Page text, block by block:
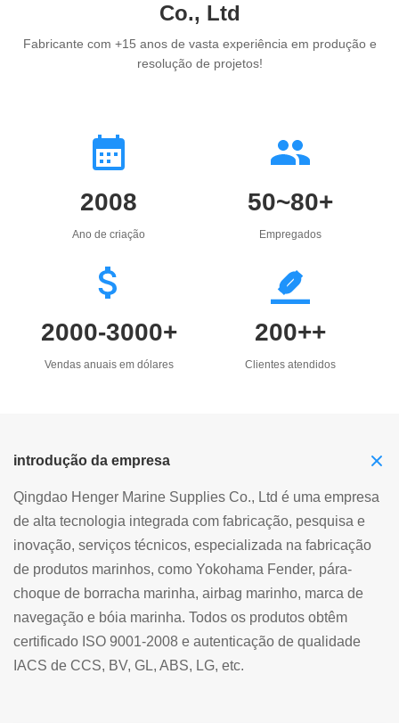
Co., Ltd
Fabricante com +15 anos de vasta experiência em produção e
resolução de projetos!
2008
Ano de criação
50~80+
Empregados
2000-3000+
Vendas anuais em dólares
200++
Clientes atendidos
introdução da empresa
Qingdao Henger Marine Supplies Co., Ltd é uma empresa
de alta tecnologia integrada com fabricação, pesquisa e
inovação, serviços técnicos, especializada na fabricação
de produtos marinhos, como Yokohama Fender, pára-
choque de borracha marinha, airbag marinho, marca de
navegação e bóia marinha. Todos os produtos obtêm
certificado ISO 9001-2008 e autenticação de qualidade
IACS de CCS, BV, GL, ABS, LG, etc.